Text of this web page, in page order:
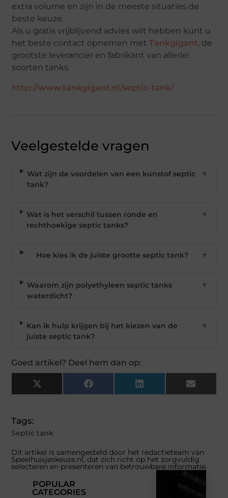
extra volume en zijn in de meeste situaties de
beste keuze.
Als u gratis vrijblijvend advies wilt hebben kunt u
het beste contact opnemen metTankgigant, de
grootste leverancier en fabrikant van allerlei
soorten tanks.
http://www.tankgigant.nl/septic-tank/
Veelgestelde vragen
Wat zijn de voordelen van een kunstof septic
tank?
▼
Wat is het verschil tussen ronde en
rechthoekige septic tanks?
▼
Hoe kies ik de juiste grootte septic tank? ▼
Waarom zijn polyethyleen septic tanks
waterdicht?
▼
Kan ik hulp krijgen bij het kiezen van de
juiste septic tank?
▼
Goed artikel? Deel hem dan op:
X
(Twitter)
Facebook LinkedIn Email
Tags:
Septic tank
Dit artikel is samengesteld door het redactieteam van
Speelhuisjeskeuze.nl, dat zich richt op het zorgvuldig
selecteren en presenteren van betrouwbare informatie.
POPULAR
CATEGORIES